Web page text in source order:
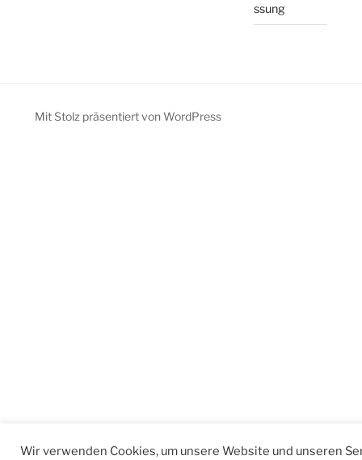
ssung
Mit Stolz präsentiert von WordPress
Wir verwenden Cookies, um unsere Website und unseren